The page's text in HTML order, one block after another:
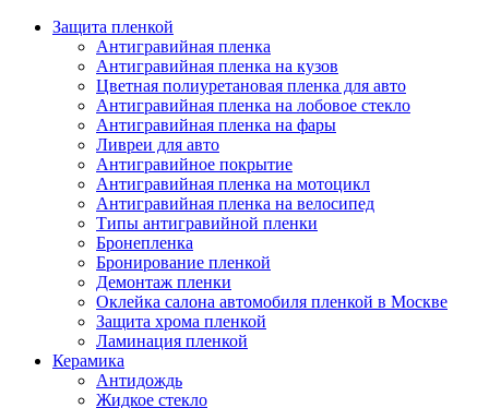
Защита пленкой
Антигравийная пленка
Антигравийная пленка на кузов
Цветная полиуретановая пленка для авто
Антигравийная пленка на лобовое стекло
Антигравийная пленка на фары
Ливреи для авто
Антигравийное покрытие
Антигравийная пленка на мотоцикл
Антигравийная пленка на велосипед
Типы антигравийной пленки
Бронепленка
Бронирование пленкой
Демонтаж пленки
Оклейка салона автомобиля пленкой в Москве
Защита хрома пленкой
Ламинация пленкой
Керамика
Антидождь
Жидкое стекло